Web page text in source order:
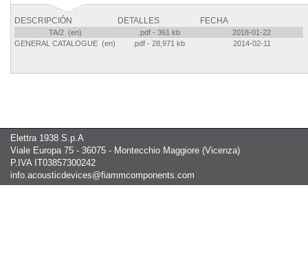
DESCRIPCIÓN DETALLES FECHA
TA/2 (en) .pdf - 361 kb
2018-01-22
GENERAL CATALOGUE (en)
.pdf - 28,971 kb 2014-02-11
Elettra 1938 S.p.A
Viale Europa 75 - 36075 - Montecchio Maggiore (Vicenza)
P.IVA IT03857300242
info.acousticdevices@fiammcomponents.com